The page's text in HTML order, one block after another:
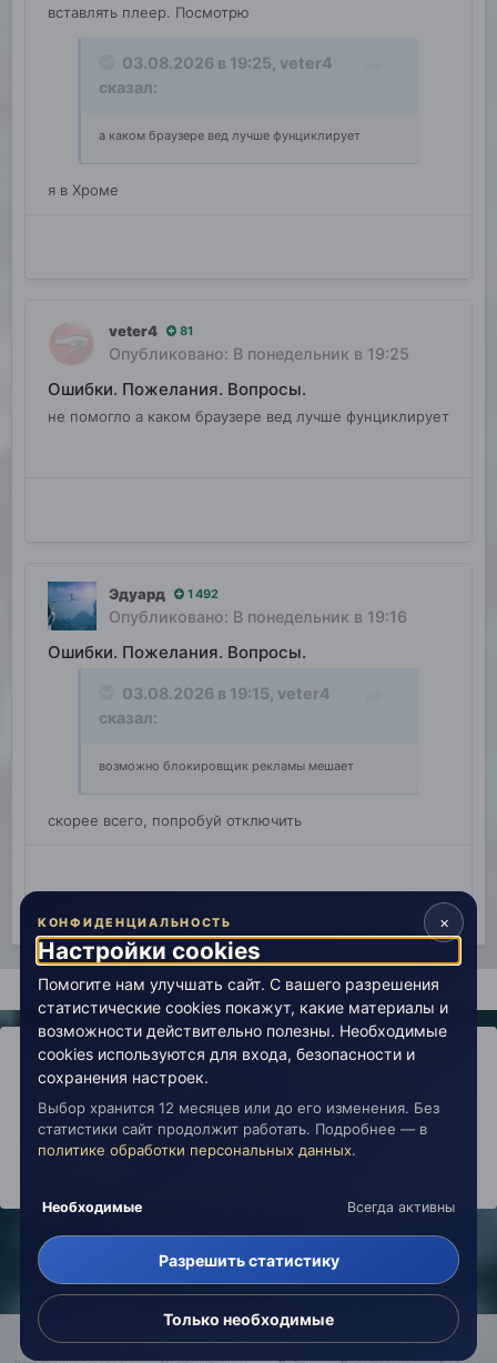
вставлять плеер. Посмотрю
03.08.2026 в 19:25, veter4
сказал:
а каком браузере вед лучше фунциклирует
я в Хроме
veter4 81
Опубликовано: В понедельник в 19:25
Ошибки. Пожелания. Вопросы.
не помогло а каком браузере вед лучше фунциклирует
Эдуард 1 492
Опубликовано: В понедельник в 19:16
Ошибки. Пожелания. Вопросы.
03.08.2026 в 19:15, veter4
сказал:
возможно блокировщик рекламы мешает
скорее всего, попробуй отключить
Главная Поиск
IPS ThemebyIPSFocus
Политика конфиденциальности
Обратная связь
Настройки cookies
copyright © 2026 Живая Эзотерика
×
КОНФИДЕНЦИАЛЬНОСТЬ
Настройки cookies
Помогите нам улучшать сайт. С вашего разрешения
статистические cookies покажут, какие материалы и
возможности действительно полезны. Необходимые
cookies используются для входа, безопасности и
сохранения настроек.
Выбор хранится 12 месяцев или до его изменения. Без
статистики сайт продолжит работать. Подробнее — в
политике обработки персональных данных.
Необходимые Всегда активны
Разрешить статистику
Только необходимые